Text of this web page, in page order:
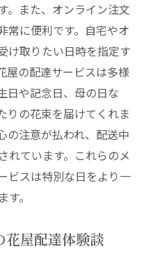
。また、オンライン注文
常に便利です。自宅やオ
け取りたい日時を指定す
屋の配達サービスは多様
日や記念日、母の日な
りの花束を届けてくれま
の注意が払われ、配送中
れています。これらのメ
ビスは特別な日をより一
。
花屋配達体験談